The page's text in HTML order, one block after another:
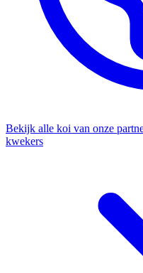
Bekijk alle koi van onze
kwekers